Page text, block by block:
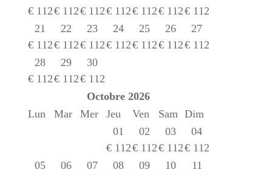
€ 112€ 112€ 112€ 112€ 112€ 112€ 112
21
€ 112
22
€ 112
23
€ 112
24
€ 112
25
€ 112
26
€ 112
27
€ 112
28
€ 112
29
€ 112
30
€ 112
Octobre 2026
Lun
Mar Mer Jeu Ven Sam Dim
01
€ 112
02
€ 112
03
€ 112
04
€ 112
05
06
07
08
09
10
11